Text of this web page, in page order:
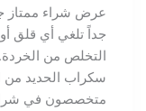
عرض شراء ممتاز
جداً تلغي أي قلق
التخلص من
سكراب الحديد من
متخصصون في شراء